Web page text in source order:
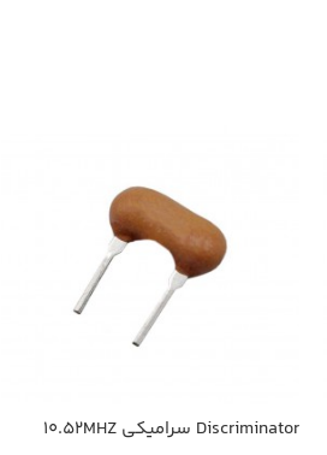
Discriminator سرامیکی 10.52MHZ